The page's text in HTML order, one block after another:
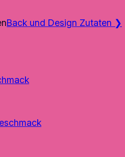
Back und Design Zutaten ❯